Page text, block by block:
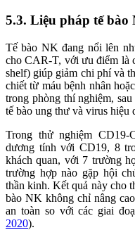
5.3. Liệu pháp tế bào
Tế bào NK đang nổi lên
cho CAR-T, với ưu điểm là
shelf) giúp giảm chi phí và
chiết từ máu bệnh nhân
trong phòng thí nghiệm,
tế bào ung thư và virus hiệu
Trong thử nghiệm
dương tính với CD19, 8
khách quan, với 7 trường
trường hợp nào gặp hội
thần kinh. Kết quả này cho
bào NK không chỉ nâng
an toàn so với các giai
2020).